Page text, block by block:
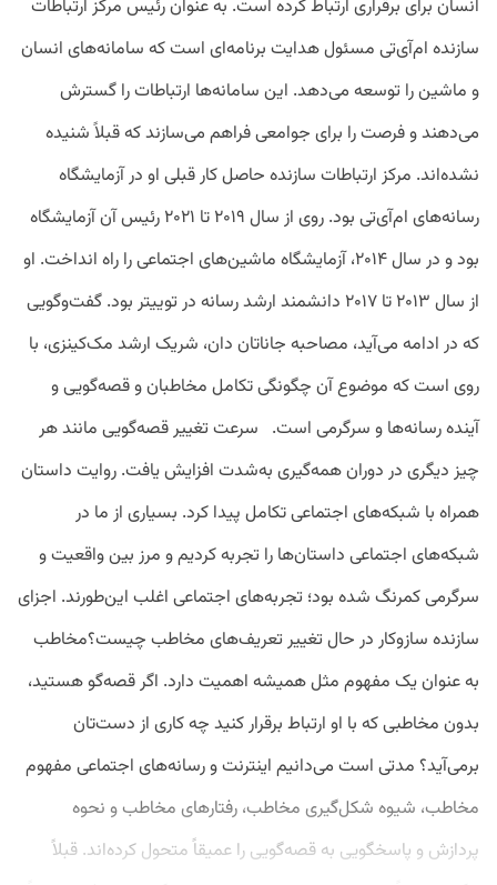
انسان برای برقراری ارتباط کرده است. به ‌عنوان رئیس مرکز ارتباطات
سازنده ام‌آی‌تی مسئول هدایت برنامه‌ای است که سامانه‌های انسان
و ماشین را توسعه می‌دهد. این سامانه‌ها ارتباطات را گسترش
می‌دهند و فرصت را برای جوامعی فراهم می‌سازند که قبلاً شنیده
نشده‌اند. مرکز ارتباطات سازنده حاصل کار قبلی او در آزمایشگاه
رسانه‌های ام‌آی‌تی بود. روی از سال ۲۰۱۹ تا ۲۰۲۱ رئیس آن آزمایشگاه
بود و در سال ۲۰۱۴، آزمایشگاه ماشین‌های اجتماعی را راه انداخت. او
از سال ۲۰۱۳ تا ۲۰۱۷ دانشمند ارشد رسانه در توییتر بود. گفت‌وگویی
که در ادامه می‌آید، مصاحبه جاناتان دان، شریک ارشد مک‌کینزی، با
روی است که موضوع آن چگونگی تکامل مخاطبان و قصه‌گویی و
آینده رسانه‌ها و سرگرمی است. سرعت تغییر قصه‌گویی مانند هر
چیز دیگری در دوران همه‌گیری به‌شدت افزایش یافت. روایت داستان
همراه با شبکه‌های اجتماعی تکامل پیدا کرد. بسیاری از ما در
شبکه‌های اجتماعی داستان‌ها را تجربه کردیم و مرز بین واقعیت و
سرگرمی کمرنگ شده بود؛ تجربه‌های اجتماعی اغلب این‌طورند. اجزای
سازنده سازوکار در حال تغییر تعریف‌های مخاطب چیست؟مخاطب
به‌ عنوان یک مفهوم مثل همیشه اهمیت دارد. اگر قصه‌گو هستید،
بدون مخاطبی که با او ارتباط برقرار کنید چه کاری از دست‌تان
برمی‌آید؟ مدتی است می‌دانیم اینترنت و رسانه‌های اجتماعی مفهوم
مخاطب، شیوه شکل‌گیری مخاطب، رفتارهای مخاطب و نحوه
پردازش و پاسخگویی به قصه‌گویی را عمیقاً متحول کرده‌اند. قبلاً